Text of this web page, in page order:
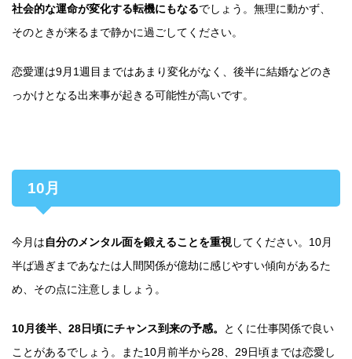
社会的な運命が変化する転機にもなるでしょう。無理に動かず、
そのときが来るまで静かに過ごしてください。
恋愛運は9月1週目まではあまり変化がなく、後半に結婚などのき
っかけとなる出来事が起きる可能性が高いです。
10月
今月は自分のメンタル面を鍛えることを重視してください。10月
半ば過ぎまであなたは人間関係が億劫に感じやすい傾向があるた
め、その点に注意しましょう。
10月後半、28日頃にチャンス到来の予感。
とくに仕事関係で良い
ことがあるでしょう。また10月前半から28、29日頃までは恋愛し